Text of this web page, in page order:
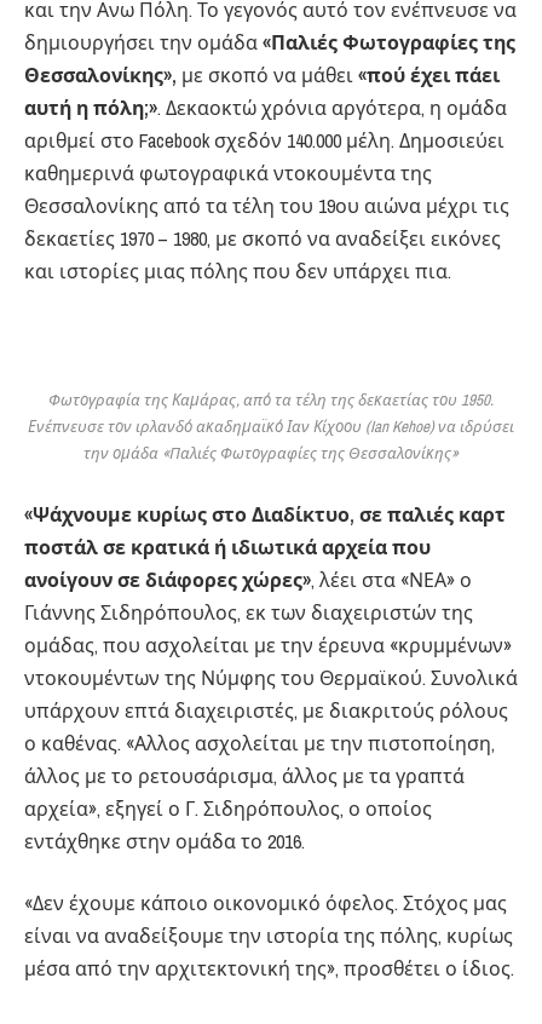
και την Ανω Πόλη. Το γεγονός αυτό τον ενέπνευσε να
δημιουργήσει την ομάδα«Παλιές Φωτογραφίες της
Θεσσαλονίκης», με σκοπό να μάθει«πού έχει πάει
αυτή η πόλη;». Δεκαοκτώ χρόνια αργότερα, η ομάδα
αριθμεί στο Facebook σχεδόν 140.000 μέλη. Δημοσιεύει
καθημερινά φωτογραφικά ντοκουμέντα της
Θεσσαλονίκης από τα τέλη του 19ου αιώνα μέχρι τις
δεκαετίες 1970 – 1980, με σκοπό να αναδείξει εικόνες
και ιστορίες μιας πόλης που δεν υπάρχει πια.
Φωτογραφία της Καμάρας, από τα τέλη της δεκαετίας του 1950.
Ενέπνευσε τον ιρλανδό ακαδημαϊκό Ιαν Κίχοου (Ian Kehoe) να ιδρύσει
την ομάδα «Παλιές Φωτογραφίες της Θεσσαλονίκης»
«Ψάχνουμε κυρίως στο Διαδίκτυο, σε παλιές καρτ
ποστάλ σε κρατικά ή ιδιωτικά αρχεία που
ανοίγουν σε διάφορες χώρες», λέει στα «ΝΕΑ» ο
Γιάννης Σιδηρόπουλος, εκ των διαχειριστών της
ομάδας, που ασχολείται με την έρευνα «κρυμμένων»
ντοκουμέντων της Νύμφης του Θερμαϊκού. Συνολικά
υπάρχουν επτά διαχειριστές, με διακριτούς ρόλους
ο καθένας. «Αλλος ασχολείται με την πιστοποίηση,
άλλος με το ρετουσάρισμα, άλλος με τα γραπτά
αρχεία», εξηγεί ο Γ. Σιδηρόπουλος, ο οποίος
εντάχθηκε στην ομάδα το 2016.
«Δεν έχουμε κάποιο οικονομικό όφελος. Στόχος μας
είναι να αναδείξουμε την ιστορία της πόλης, κυρίως
μέσα από την αρχιτεκτονική της», προσθέτει ο ίδιος.